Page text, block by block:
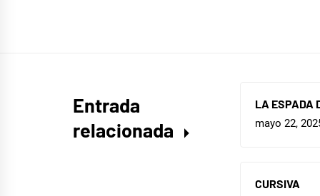
Entrada
relacionada
LA ESPADA
mayo 22,
CURSIVA